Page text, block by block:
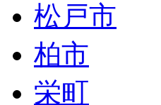
松戸市
柏市
栄町